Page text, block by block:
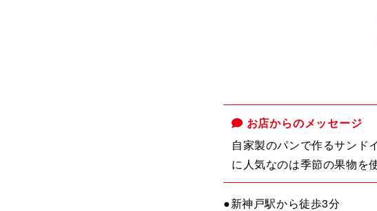
お店からのメッセージ
自家製のパンで作るサンド
に人気なのは季節の果物を
●新神戸駅から徒歩3分